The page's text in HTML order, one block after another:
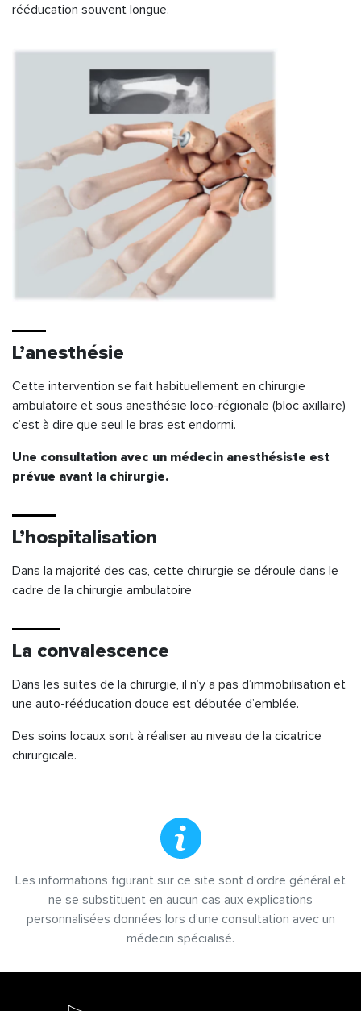
rééducation souvent longue.
L’anesthésie
Cette intervention se fait habituellement en chirurgie
ambulatoire et sous anesthésie loco-régionale (bloc axillaire)
c’est à dire que seul le bras est endormi.
Une consultation avec un médecin anesthésiste est
prévue avant la chirurgie.
L’hospitalisation
Dans la majorité des cas, cette chirurgie se déroule dans le
cadre de la chirurgie ambulatoire
La convalescence
Dans les suites de la chirurgie, il n’y a pas d’immobilisation et
une auto-rééducation douce est débutée d’emblée.
Des soins locaux sont à réaliser au niveau de la cicatrice
chirurgicale.
Les informations figurant sur ce site sont d’ordre général et
ne se substituent en aucun cas aux explications
personnalisées données lors d’une consultation avec un
médecin spécialisé.